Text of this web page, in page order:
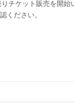
チケット販売を開始
ください。